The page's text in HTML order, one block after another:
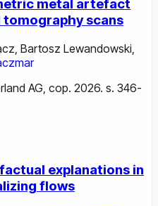
metal artefact
scans
, Bartosz Lewandowski,
AG, cop. 2026. s. 346-
explanations in
flows